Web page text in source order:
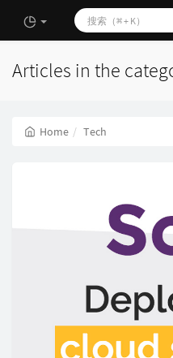
Articles in the
Home Tech